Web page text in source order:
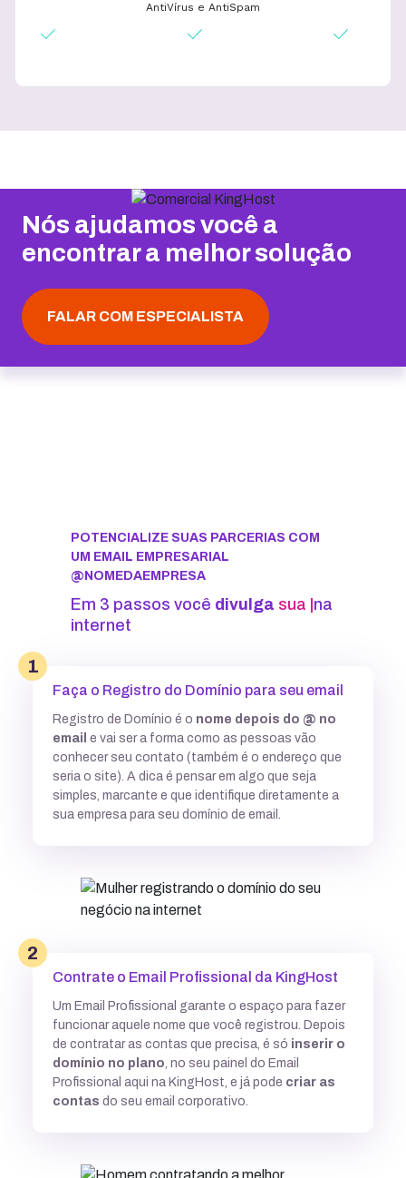
AntiVírus e AntiSpam
Nós ajudamos você a
encontrar a melhor solução
FALAR COM ESPECIALISTA
POTENCIALIZE SUAS PARCERIAS COM
UM EMAIL EMPRESARIAL
@NOMEDAEMPRESA
Em 3 passos você divulga sua
marca|na internet
1
Faça o Registro do Domínio para seu email
Registro de Domínio é o nome depois do @ no
email e vai ser a forma como as pessoas vão
conhecer seu contato (também é o endereço que
seria o site). A dica é pensar em algo que seja
simples, marcante e que identifique diretamente a
sua empresa para seu domínio de email.
2
Contrate o Email Profissional da KingHost
Um Email Profissional garante o espaço para fazer
funcionar aquele nome que você registrou. Depois
de contratar as contas que precisa, é só inserir o
domínio no plano , no seu painel do Email
Profissional aqui na KingHost, e já pode criar as
contas do seu email corporativo.